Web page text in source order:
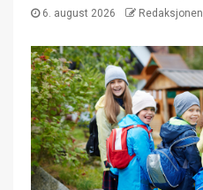
6. august 2026 Redaksjonen